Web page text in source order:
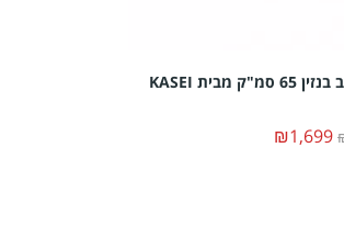
מפוח גב בנזין 65 סמ"ק מבית KASEI
₪1,699